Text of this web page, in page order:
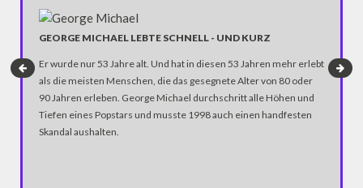
GEORGE MICHAEL LEBTE SCHNELL - UND KURZ
Er wurde nur 53 Jahre alt. Und hat in diesen 53 Jahren mehr erlebt
als die meisten Menschen, die das gesegnete Alter von 80 oder
90 Jahren erleben. George Michael durchschritt alle Höhen und
Tiefen eines Popstars und musste 1998 auch einen handfesten
Skandal aushalten.
Das